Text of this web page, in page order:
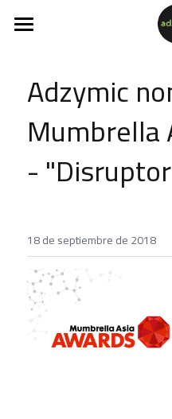
Soluciones
CMP
DCO
Servicios
Ads Showcase
Recursos
Blogs / Noticias
Smart Previewer
Nosotros
Español
Adzymic
Mumbrella
-
18 de septiembre de 2018